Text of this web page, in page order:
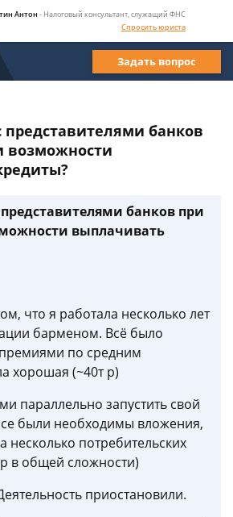
Антон - Налоговый консультант, служащий ФНС
Спросить юриста
Задать вопрос
представителями банков
возможности
банков при
выплачивать
что я работала несколько лет
барменом. Всё было
по средним
хорошая (~40т р)
параллельно запустить свой
были необходимы вложения,
несколько потребительских
р в общей сложности)
приостановили.